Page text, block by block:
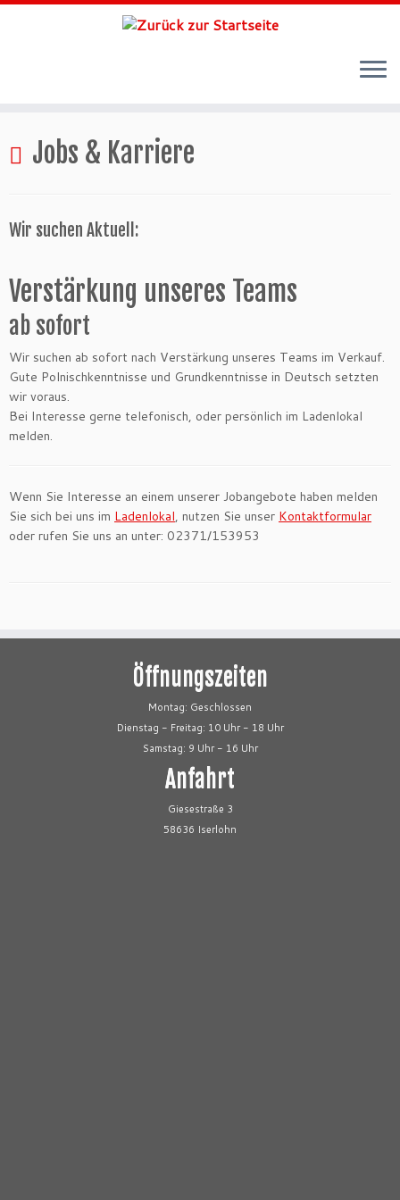
springenJobs & Karriere
Wir suchen Aktuell:
Verstärkung unseres Teams
ab sofort
Wir suchen ab sofort nach Verstärkung unseres Teams im Verkauf.
Gute Polnischkenntnisse und Grundkenntnisse in Deutsch setzten
wir voraus.
Bei Interesse gerne telefonisch, oder persönlich im Ladenlokal
melden.
Wenn Sie Interesse an einem unserer Jobangebote haben melden
Sie sich bei uns im Ladenlokal, nutzen Sie unser Kontaktformular
oder rufen Sie uns an unter: 02371/153953
Öffnungszeiten
Montag: Geschlossen
Dienstag - Freitag: 10 Uhr - 18 Uhr
Samstag: 9 Uhr - 16 Uhr
Anfahrt
Giesestraße 3
58636 Iserlohn